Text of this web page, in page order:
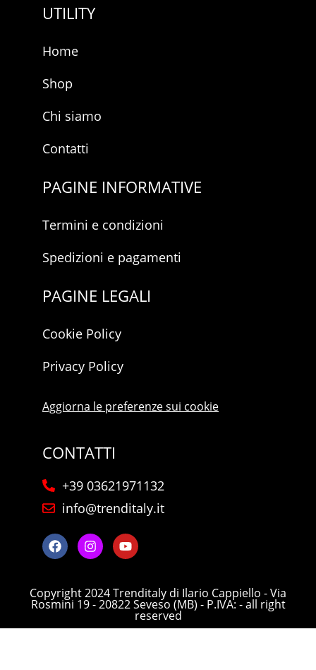
UTILITY
Home
Shop
Chi siamo
Contatti
PAGINE INFORMATIVE
Termini e condizioni
Spedizioni e pagamenti
PAGINE LEGALI
Cookie Policy
Privacy Policy
Aggiorna le preferenze sui cookie
CONTATTI
+39 03621971132
info@trenditaly.it
Copyright 2024 Trenditaly di Ilario Cappiello - Via
Rosmini 19 - 20822 Seveso (MB) - P.IVA: - all right
reserved